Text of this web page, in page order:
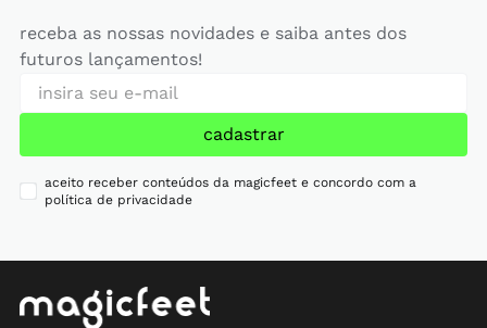
receba as nossas novidades e saiba antes dos
futuros lançamentos!
cadastrar
aceito receber conteúdos da magicfeet e concordo com a
política de privacidade